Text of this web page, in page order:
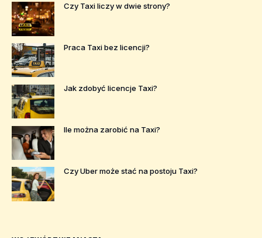
Czy Taxi liczy w dwie strony?
Praca Taxi bez licencji?
Jak zdobyć licencje Taxi?
Ile można zarobić na Taxi?
Czy Uber może stać na postoju Taxi?